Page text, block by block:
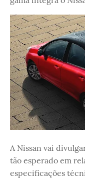
A Nissan vai
tão esperado em
especificações